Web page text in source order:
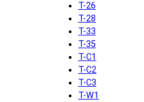
T-26
T-28
T-33
T-35
T-C1
T-C2
T-C3
T-W1